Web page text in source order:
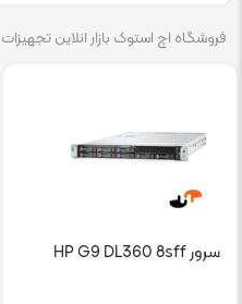
فروشگاه اچ استوک بازار انلاین
سرور HP G9 DL360 8sff